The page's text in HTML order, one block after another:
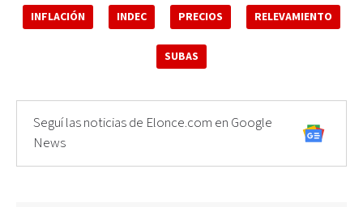
INFLACIÓN INDEC PRECIOS RELEVAMIENTO
SUBAS
Seguí las noticias de Elonce.com en Google
News